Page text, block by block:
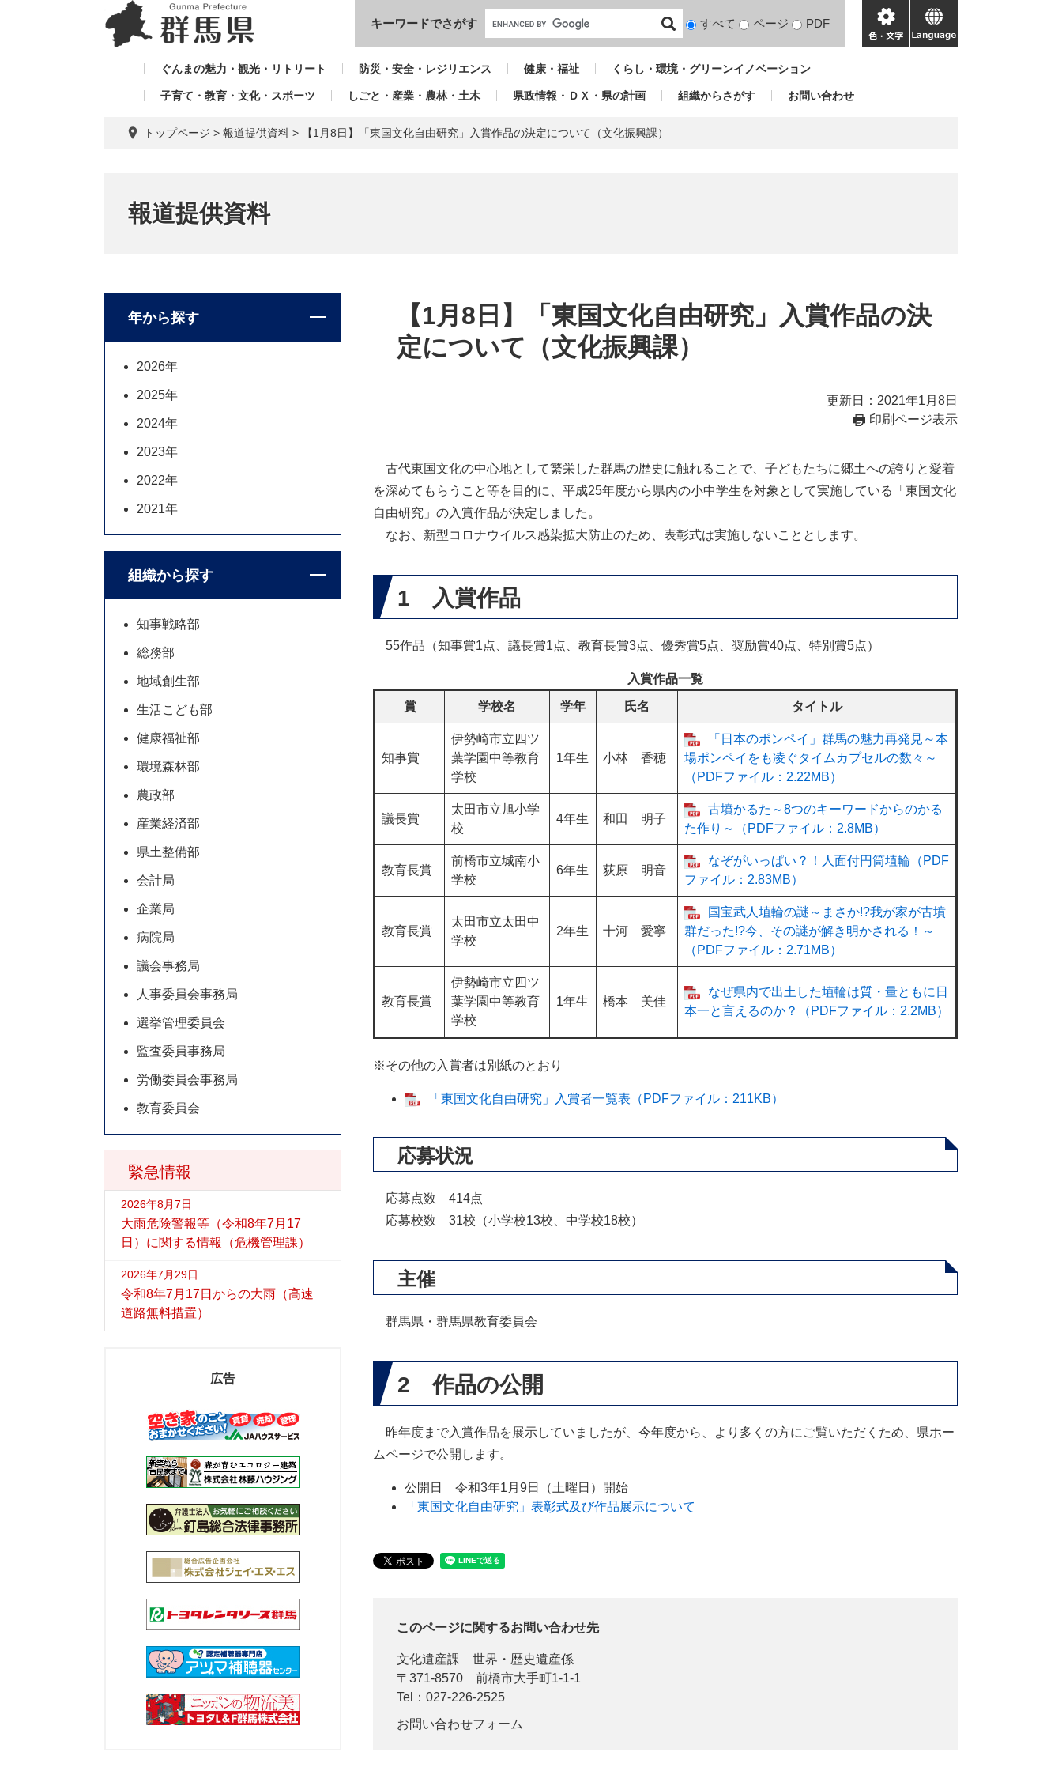
本文へ
キーワードでさがす
検
対
すべて ページ PDF
色・
文
language
ぐんまの魅力・観光・リトリート 防災・安全・レジリエンス 健康・福祉 くらし・環境・グリーンイノベーション
子育て・教育・文化・スポーツ しごと・産業・農林・土木 県政情報・ＤＸ・県の計画 組織からさがす お問い合わせ
トップページ > 報道提供資料 > 【1月8日】「東国文化自由研究」入賞作品の決定について（文化振興課）
報道提供資料
【1月8日】「東国文化自由研究」入賞作品の決
定について（文化振興課）
更新日：2021年1月8日
印刷ページ表示
古代東国文化の中心地として繁栄した群馬の歴史に触れることで、子どもたちに郷土への誇りと愛着
を深めてもらうこと等を目的に、平成25年度から県内の小中学生を対象として実施している「東国文化
自由研究」の入賞作品が決定しました。
なお、新型コロナウイルス感染拡大防止のため、表彰式は実施しないこととします。
1 入賞作品
55作品（知事賞1点、議長賞1点、教育長賞3点、優秀賞5点、奨励賞40点、特別賞5点）
入賞作品一覧
賞 学校名 学年 氏名 タイトル
知事賞
伊勢崎市立四ツ
葉学園中等教育
学校
1年生 小林 香穂
「日本のポンペイ」群馬の魅力再発見～本
場ポンペイをも凌ぐタイムカプセルの数々～
（PDFファイル：2.22MB）
議長賞
太田市立旭小学
校
4年生 和田 明子
古墳かるた～8つのキーワードからのかる
た作り～（PDFファイル：2.8MB）
教育長賞
前橋市立城南小
学校
6年生 荻原 明音
なぞがいっぱい？！人面付円筒埴輪（PDF
ファイル：2.83MB）
教育長賞
太田市立太田中
学校
2年生 十河 愛寧
国宝武人埴輪の謎～まさか!?我が家が古墳
群だった!?今、その謎が解き明かされる！～
（PDFファイル：2.71MB）
教育長賞
伊勢崎市立四ツ
葉学園中等教育
学校
1年生 橋本 美佳
なぜ県内で出土した埴輪は質・量ともに日
本一と言えるのか？（PDFファイル：2.2MB）
※その他の入賞者は別紙のとおり
「東国文化自由研究」入賞者一覧表（PDFファイル：211KB）
応募状況
応募点数 414点
応募校数 31校（小学校13校、中学校18校）
主催
群馬県・群馬県教育委員会
2 作品の公開
昨年度まで入賞作品を展示していましたが、今年度から、より多くの方にご覧いただくため、県ホー
ムページで公開します。
公開日 令和3年1月9日（土曜日）開始
「東国文化自由研究」表彰式及び作品展示について
このページに関するお問い合わせ先
文化遺産課
世界・歴史遺産係
〒371-8570
前橋市大手町1-1-1
Tel：027-226-2525
お問い合わせフォーム
緊急情報
2026年8月7日
大雨危険警報等（令和8年7月17
日）に関する情報（危機管理課）
2026年7月29日
令和8年7月17日からの大雨（高速
道路無料措置）
年から探す
2026年
2025年
2024年
2023年
2022年
2021年
組織から探す
知事戦略部
総務部
地域創生部
生活こども部
健康福祉部
環境森林部
農政部
産業経済部
県土整備部
会計局
企業局
病院局
議会事務局
人事委員会事務局
選挙管理委員会
監査委員事務局
労働委員会事務局
教育委員会
広告